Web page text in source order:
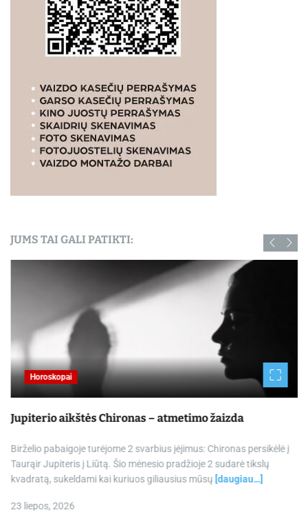
JUMS TAI GALI PATIKTI:
Horoskopai
Jupiterio aikštės Chironas – atmetimo žaizda
Birželio pabaigoje turėjome 2 svarbius įėjimus: Chironas persikėlė į
Taurąir Jupiteris į Liūtą. Šio mėnesio pradžioje 2 sudarė tikslų
kvadratą, sukeldami kai kuriuos giliausius mūsų [daugiau…]
23 liepos, 2026